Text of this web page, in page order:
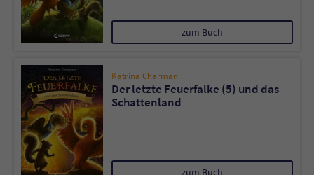
zum Buch
Katrina Charman
Der letzte Feuerfalke (5) und das
Schattenland
zum Buch